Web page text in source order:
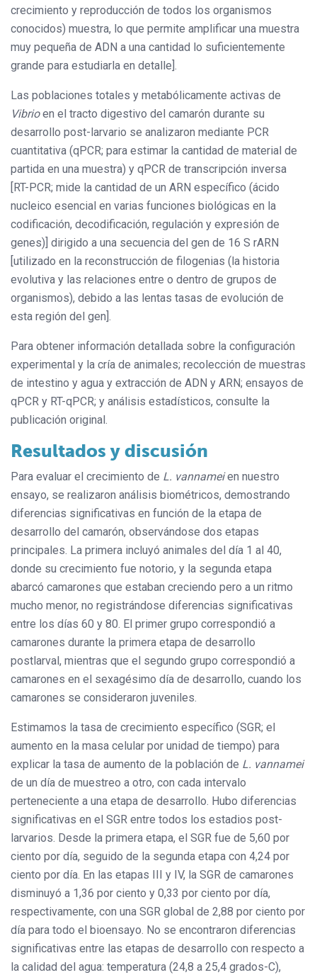
crecimiento y reproducción de todos los organismos
conocidos) muestra, lo que permite amplificar una muestra
muy pequeña de ADN a una cantidad lo suficientemente
grande para estudiarla en detalle].
Las poblaciones totales y metabólicamente activas de
Vibrioen el tracto digestivo del camarón durante su
desarrollo post-larvario se analizaron mediante PCR
cuantitativa (qPCR; para estimar la cantidad de material de
partida en una muestra) y qPCR de transcripción inversa
[RT-PCR; mide la cantidad de un ARN específico (ácido
nucleico esencial en varias funciones biológicas en la
codificación, decodificación, regulación y expresión de
genes)] dirigido a una secuencia del gen de 16 S rARN
[utilizado en la reconstrucción de filogenias (la historia
evolutiva y las relaciones entre o dentro de grupos de
organismos), debido a las lentas tasas de evolución de
esta región del gen].
Para obtener información detallada sobre la configuración
experimental y la cría de animales; recolección de muestras
de intestino y agua y extracción de ADN y ARN; ensayos de
qPCR y RT-qPCR; y análisis estadísticos, consulte la
publicación original.
Resultados y discusión
Para evaluar el crecimiento de L. vannameien nuestro
ensayo, se realizaron análisis biométricos, demostrando
diferencias significativas en función de la etapa de
desarrollo del camarón, observándose dos etapas
principales. La primera incluyó animales del día 1 al 40,
donde su crecimiento fue notorio, y la segunda etapa
abarcó camarones que estaban creciendo pero a un ritmo
mucho menor, no registrándose diferencias significativas
entre los días 60 y 80. El primer grupo correspondió a
camarones durante la primera etapa de desarrollo
postlarval, mientras que el segundo grupo correspondió a
camarones en el sexagésimo día de desarrollo, cuando los
camarones se consideraron juveniles.
Estimamos la tasa de crecimiento específico (SGR; el
aumento en la masa celular por unidad de tiempo) para
explicar la tasa de aumento de la población de L. vannamei
de un día de muestreo a otro, con cada intervalo
perteneciente a una etapa de desarrollo. Hubo diferencias
significativas en el SGR entre todos los estadios post-
larvarios. Desde la primera etapa, el SGR fue de 5,60 por
ciento por día, seguido de la segunda etapa con 4,24 por
ciento por día. En las etapas III y IV, la SGR de camarones
disminuyó a 1,36 por ciento y 0,33 por ciento por día,
respectivamente, con una SGR global de 2,88 por ciento por
día para todo el bioensayo. No se encontraron diferencias
significativas entre las etapas de desarrollo con respecto a
la calidad del agua: temperatura (24,8 a 25,4 grados-C),